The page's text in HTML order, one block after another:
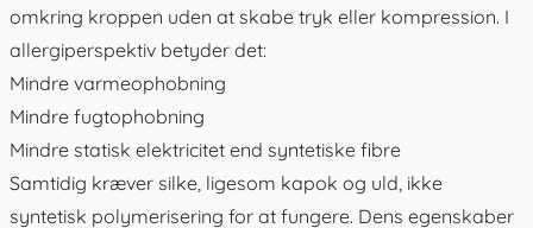
omkring kroppen uden at skabe tryk eller kompression. I
allergiperspektiv betyder det:
Mindre varmeophobning
Mindre fugtophobning
Mindre statisk elektricitet end syntetiske fibre
Samtidig kræver silke, ligesom kapok og uld, ikke
syntetisk polymerisering for at fungere. Dens egenskaber